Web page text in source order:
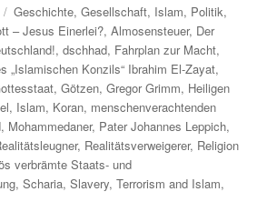
Kategorien
Geschichte,Gesellschaft, Islam, Politik,
– Jesus Einerlei?,Almosensteuer, Der
,dschhad, Fahrplan zur Macht,
„Islamischen Konzils“ Ibrahim El-Zayat,
,Götzen,Gregor Grimm, Heiligen
, Islam, Koran, menschenverachtenden
, Mohammedaner, Pater Johannes Leppich,
, Realitätsverweigerer, Religion
verbrämte Staats- und
,Scharia,Slavery,Terrorism and Islam,